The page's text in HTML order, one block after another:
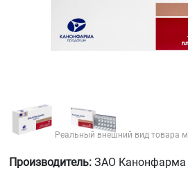
Реальный внешний вид товара
Производитель: ЗАО Канонфарма